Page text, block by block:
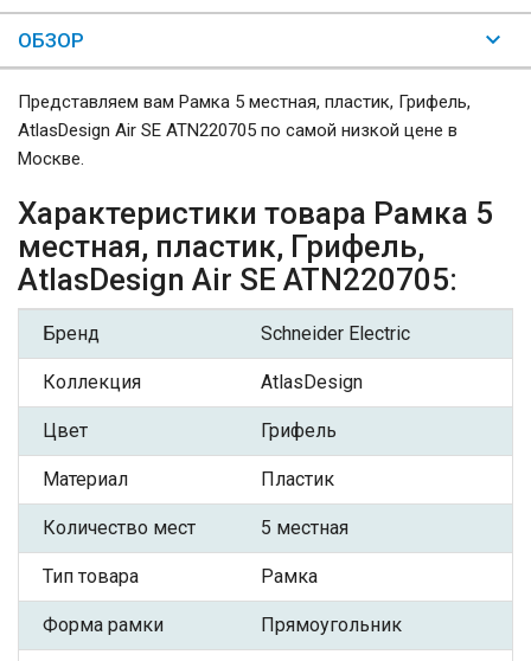
ОБЗОР
Представляем вам Рамка 5 местная, пластик, Грифель,
AtlasDesign Air SE ATN220705 по самой низкой цене в
Москве.
Характеристики товара Рамка 5
местная, пластик, Грифель,
AtlasDesign Air SE ATN220705:
Бренд Schneider Electric
Коллекция AtlasDesign
Цвет Грифель
Материал Пластик
Количество мест 5 местная
Тип товара Рамка
Форма рамки Прямоугольник